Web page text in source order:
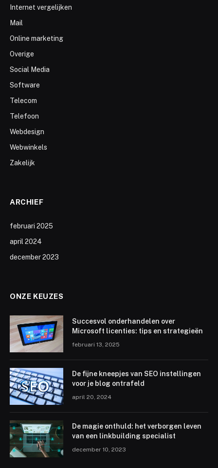
Internet vergelijken
Mail
Online marketing
Overige
Social Media
Software
Telecom
Telefoon
Webdesign
Webwinkels
Zakelijk
ARCHIEF
februari 2025
april 2024
december 2023
ONZE KEUZES
Succesvol onderhandelen over
Microsoft licenties: tips en strategieën
februari 13, 2025
De fijne kneepjes van SEO instellingen
voor je blog ontrafeld
april 20, 2024
De magie onthuld: het verborgen leven
van een linkbuilding specialist
december 10, 2023